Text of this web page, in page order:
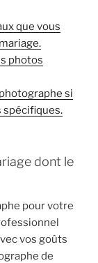
que vous
photos
si
spécifiques.
dont le
pour votre
vos goûts
de